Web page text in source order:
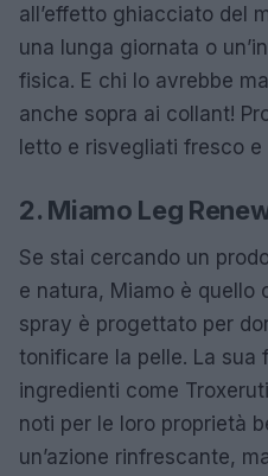
all’effetto ghiacciato del
una lunga giornata o
fisica. E chi lo avrebbe
anche sopra ai collant!
letto e risvegliati fresco e
2. Miamo Leg
Se stai cercando un
e natura, Miamo è quello
spray è progettato per
tonificare la pelle. La sua
ingredienti come
noti per le loro proprietà
un’azione rinfrescante,